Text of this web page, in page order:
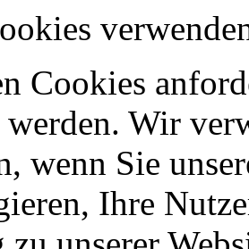
Cookies
Wir
wenn Sie
Ihre